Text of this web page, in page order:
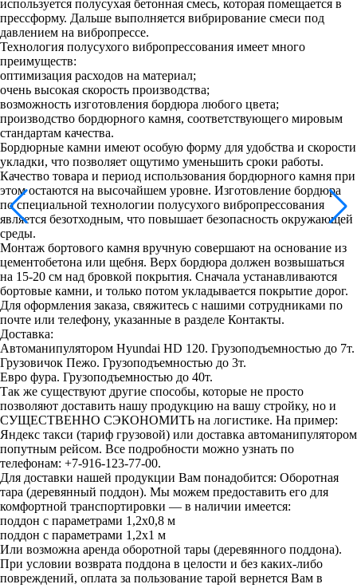
используется полусухая бетонная смесь, которая помещается в
прессформу. Дальше выполняется вибрирование смеси под
давлением на вибропрессе.
Технология полусухого вибропрессования имеет много
преимуществ:
оптимизация расходов на материал;
очень высокая скорость производства;
возможность изготовления бордюра любого цвета;
производство бордюрного камня, соответствующего мировым
стандартам качества.
Бордюрные камни имеют особую форму для удобства и скорости
укладки, что позволяет ощутимо уменьшить сроки работы.
Качество товара и период использования бордюрного камня при
этом остаются на высочайшем уровне. Изготовление бордюра
по специальной технологии полусухого вибропрессования
является безотходным, что повышает безопасность окружающей
среды.
Монтаж бортового камня вручную совершают на основание из
цементобетона или щебня. Верх бордюра должен возвышаться
на 15-20 см над бровкой покрытия. Сначала устанавливаются
бортовые камни, и только потом укладывается покрытие дорог.
Для оформления заказа, свяжитесь с нашими сотрудниками по
почте или телефону, указанные в разделе Контакты.
Доставка:
Автоманипулятором Hyundai HD 120. Грузоподъемностью до 7т.
Грузовичок Пежо. Грузоподъемностью до 3т.
Евро фура. Грузоподъемностью до 40т.
Так же существуют другие способы, которые не просто
позволяют доставить нашу продукцию на вашу стройку, но и
СУЩЕСТВЕННО СЭКОНОМИТЬ на логистике. На пример:
Яндекс такси (тариф грузовой) или доставка автоманипулятором
попутным рейсом. Все подробности можно узнать по
телефонам: +7-916-123-77-00.
Для доставки нашей продукции Вам понадобится: Оборотная
тара (деревянный поддон). Мы можем предоставить его для
комфортной транспортировки — в наличии имеется:
поддон с параметрами 1,2х0,8 м
поддон с параметрами 1,2х1 м
Или возможна аренда оборотной тары (деревянного поддона).
При условии возврата поддона в целости и без каких-либо
повреждений, оплата за пользование тарой вернется Вам в